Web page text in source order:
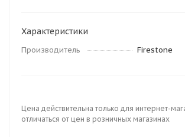
Характеристики
Производитель Firestone
Цена действительна только для интернет-
отличаться от цен в розничных магазинах